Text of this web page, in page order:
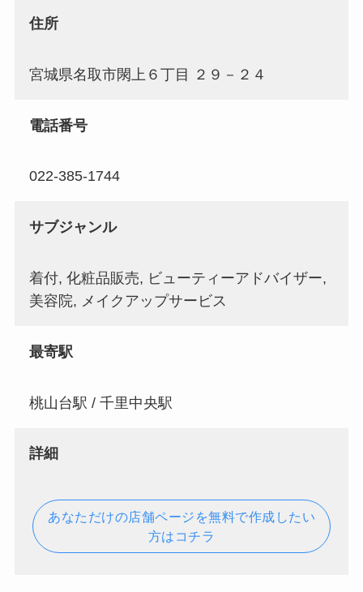
住所
宮城県名取市閖上６丁目 ２９－２４
電話番号
022-385-1744
サブジャンル
着付, 化粧品販売, ビューティーアドバイザー,
美容院, メイクアップサービス
最寄駅
桃山台駅 / 千里中央駅
詳細
あなただけの店舗ページを無料で作成したい
方はコチラ